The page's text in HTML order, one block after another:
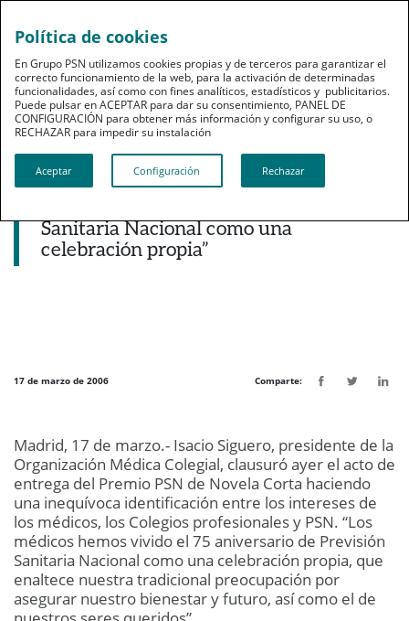
Noticias destacadas
Isacio Siguero: “Los médicos hemos
Sanitaria Nacional como una
celebración propia”
17 de marzo de 2006 Comparte:
Madrid, 17 de marzo.- Isacio Siguero, presidente de la
Organización Médica Colegial, clausuró ayer el acto de
entrega del Premio PSN de Novela Corta haciendo
una inequívoca identificación entre los intereses de
los médicos, los Colegios profesionales y PSN. “Los
médicos hemos vivido el 75 aniversario de Previsión
Sanitaria Nacional como una celebración propia, que
enaltece nuestra tradicional preocupación por
asegurar nuestro bienestar y futuro, así como el de
Política de cookies
En Grupo PSN utilizamos cookies propias y de terceros para garantizar el
correcto funcionamiento de la web, para la activación de determinadas
funcionalidades, así como con fines analíticos, estadísticos y publicitarios.
Puede pulsar en ACEPTAR para dar su consentimiento, PANEL DE
CONFIGURACIÓN para obtener más información y configurar su uso, o
RECHAZAR para impedir su instalación​​​​​​​
Aceptar Configuración Rechazar